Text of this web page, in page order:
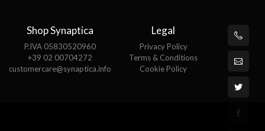
Shop Synaptica
P.IVA 05830520960
+39 02 00704272
customercare@synaptica.info
Legal
Privacy Policy
Terms & Conditions
Cookie Policy